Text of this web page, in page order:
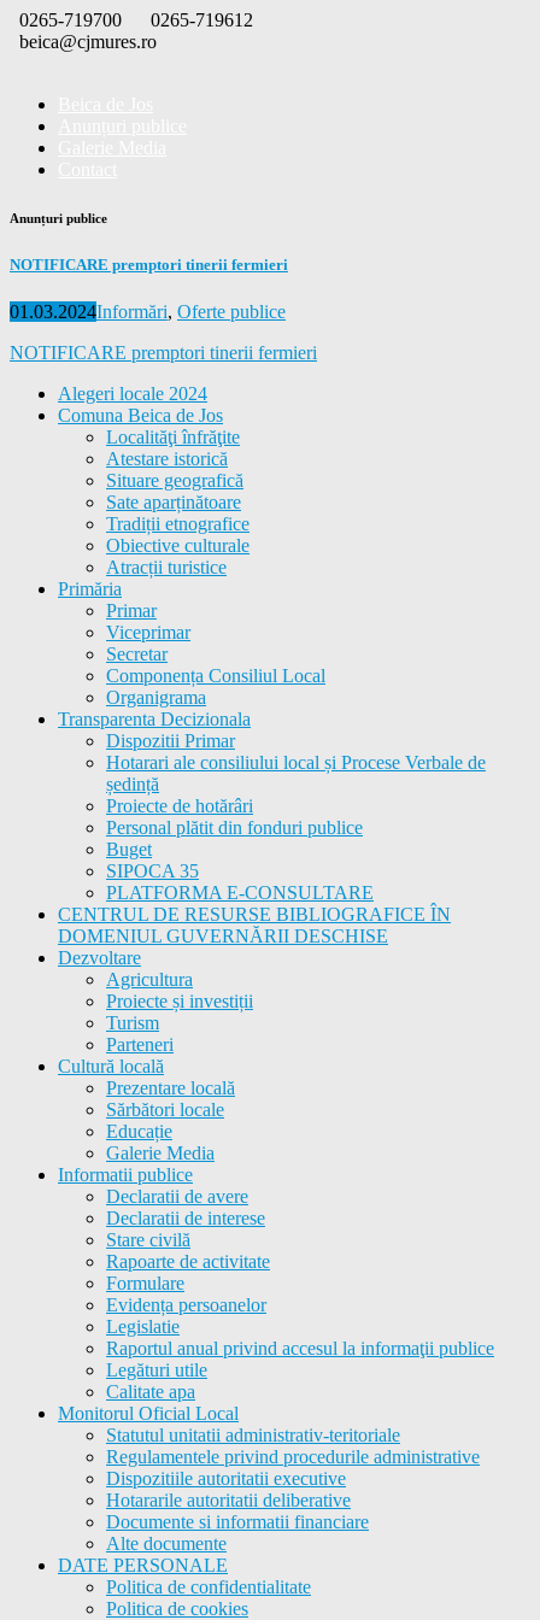
Skip
to
0265-719700
0265-719612
beica@cjmures.ro
Anunțuri publice
NOTIFICARE premptori tinerii fermieri
Posted
01.03.2024Categories
Informări, Oferte publice
NOTIFICARE premptori tinerii fermieri
Alegeri locale 2024
Comuna Beica de Jos
Localităţi înfrăţite
Atestare istorică
Situare geografică
Sate aparținătoare
Tradiții etnografice
Obiective culturale
Atracții turistice
Primăria
Primar
Viceprimar
Secretar
Componența Consiliul Local
Organigrama
Transparenta Decizionala
Dispozitii Primar
Hotarari ale consiliului local și Procese Verbale de
ședință
Proiecte de hotărâri
Personal plătit din fonduri publice
Buget
SIPOCA 35
PLATFORMA E-CONSULTARE
CENTRUL DE RESURSE BIBLIOGRAFICE ÎN
DOMENIUL GUVERNĂRII DESCHISE
Dezvoltare
Agricultura
Proiecte și investiții
Turism
Parteneri
Cultură locală
Prezentare locală
Sărbători locale
Educație
Galerie Media
Informatii publice
Declaratii de avere
Declaratii de interese
Stare civilă
Rapoarte de activitate
Formulare
Evidența persoanelor
Legislatie
Raportul anual privind accesul la informaţii publice
Legături utile
Calitate apa
Monitorul Oficial Local
Statutul unitatii administrativ-teritoriale
Regulamentele privind procedurile administrative
Dispozitiile autoritatii executive
Hotararile autoritatii deliberative
Documente si informatii financiare
Alte documente
DATE PERSONALE
Politica de confidentialitate
Politica de cookies